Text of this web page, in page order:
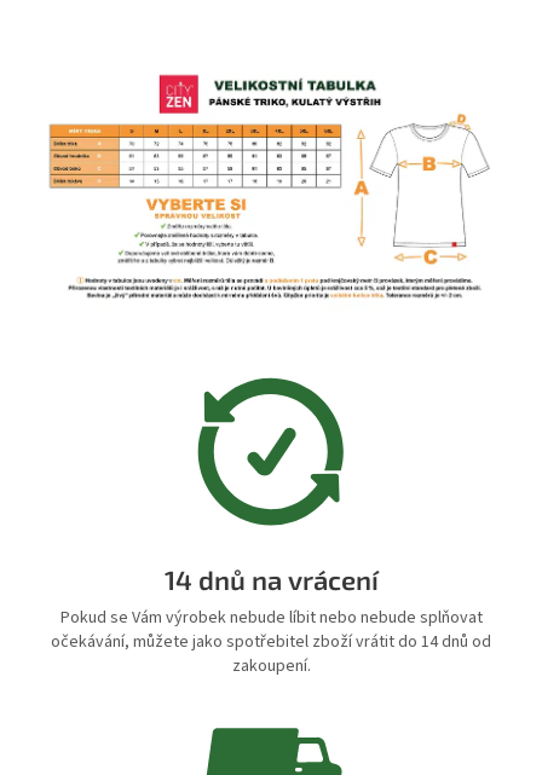
14 dnů na vrácení
Pokud se Vám výrobek nebude líbit nebo nebude splňovat
očekávání, můžete jako spotřebitel zboží vrátit do 14 dnů od
zakoupení.